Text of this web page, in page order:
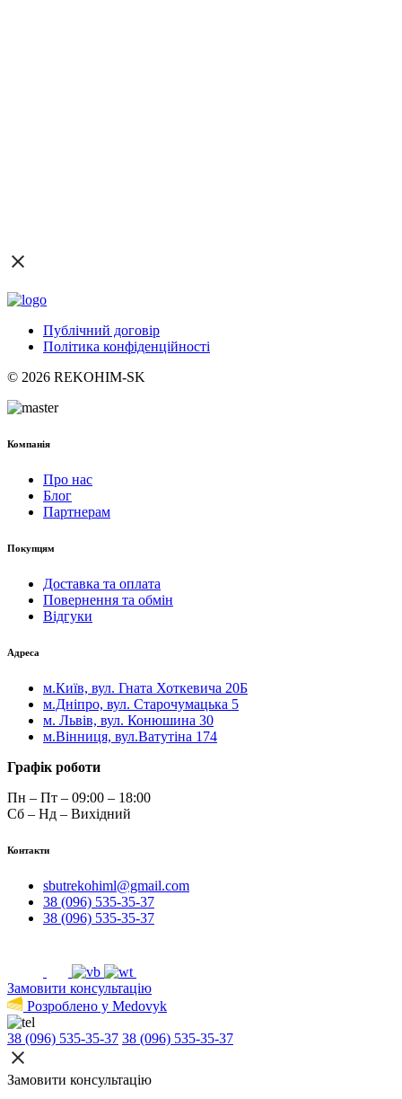
Публічний договір
Політика конфіденційності
© 2026 REKOHIM-SK
Компанія
Про нас
Блог
Партнерам
Покупцям
Доставка та оплата
Повернення та обмін
Відгуки
Адреса
м.Київ, вул. Гната Хоткевича 20Б
м.Дніпро, вул. Старочумацька 5
м. Львів, вул. Конюшина 30
м.Вінниця, вул.Ватутіна 174
Графік роботи
Пн – Пт – 09:00 – 18:00
Сб – Нд – Вихідний
Контакти
sbutrekohiml@gmail.com
38 (096) 535-35-37
38 (096) 535-35-37
Замовити консультацію
Розроблено у Medovyk
38 (096) 535-35-37 38 (096) 535-35-37
Замовити консультацію